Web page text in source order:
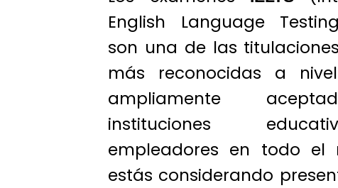
English Language
son una de las
más reconocidas a
ampliamente
instituciones
empleadores en todo el
estás considerando